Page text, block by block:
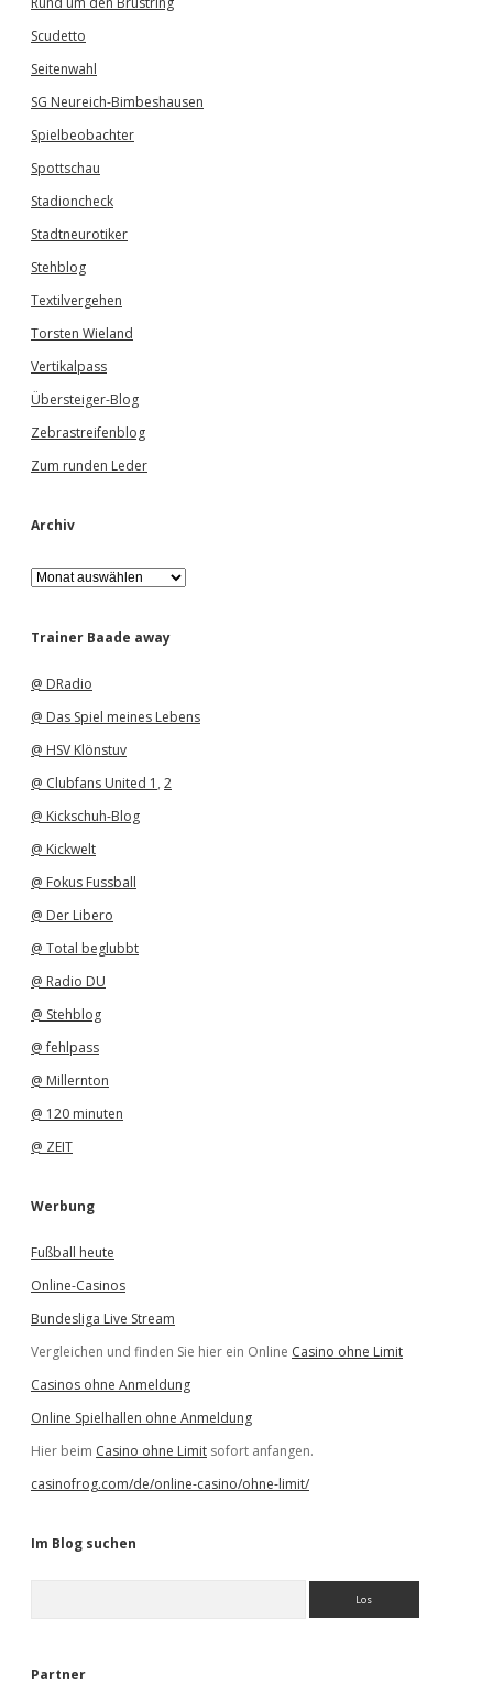
Scudetto
Seitenwahl
SG Neureich-Bimbeshausen
Spielbeobachter
Spottschau
Stadioncheck
Stadtneurotiker
Stehblog
Textilvergehen
Torsten Wieland
Vertikalpass
Übersteiger-Blog
Zebrastreifenblog
Zum runden Leder
Archiv
A
r
h
Trainer Baade away
@ DRadio
@ Das Spiel meines Lebens
@ HSV Klönstuv
@ Clubfans United 1 , 2
@ Kickschuh-Blog
@ Kickwelt
@ Fokus Fussball
@ Der Libero
@ Total beglubbt
@ Radio DU
@ Stehblog
@ fehlpass
@ Millernton
@ 120 minuten
@ ZEIT
Werbung
Fußball heute
Online-Casinos
Bundesliga Live Stream
Vergleichen und finden Sie hier ein Online Casino ohne Limit
Casinos ohne Anmeldung
Online Spielhallen ohne Anmeldung
Hier beim Casino ohne Limit sofort anfangen.
casinofrog.com/de/online-casino/ohne-limit/
Im Blog suchen
e
Partner